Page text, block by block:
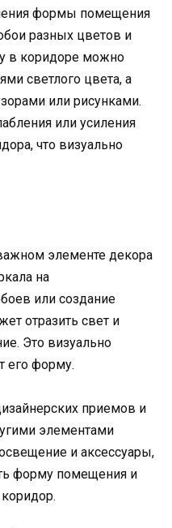
формы помещения
разных цветов и
в коридоре можно
светлого цвета, а
или рисунками.
или усиления
что визуально
элементе декора
на
или создание
отразить свет и
Это визуально
его форму.
приемов и
элементами
и аксессуары,
форму помещения и